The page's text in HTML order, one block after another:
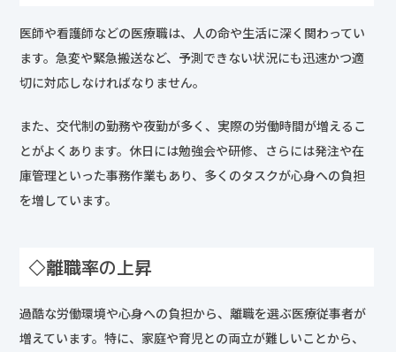
医師や看護師などの医療職は、人の命や生活に深く関わってい
ます。急変や緊急搬送など、予測できない状況にも迅速かつ適
切に対応しなければなりません。
また、交代制の勤務や夜勤が多く、実際の労働時間が増えるこ
とがよくあります。休日には勉強会や研修、さらには発注や在
庫管理といった事務作業もあり、多くのタスクが心身への負担
を増しています。
◇離職率の上昇
過酷な労働環境や心身への負担から、離職を選ぶ医療従事者が
増えています。特に、家庭や育児との両立が難しいことから、